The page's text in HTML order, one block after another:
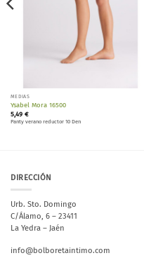
MEDIAS
Ysabel Mora 16500
5,49 €
Panty verano reductor 10 Den
DIRECCIÓN
Urb. Sto. Domingo
C/Álamo, 6 – 23411
La Yedra – Jaén
info@bolboretaintimo.com